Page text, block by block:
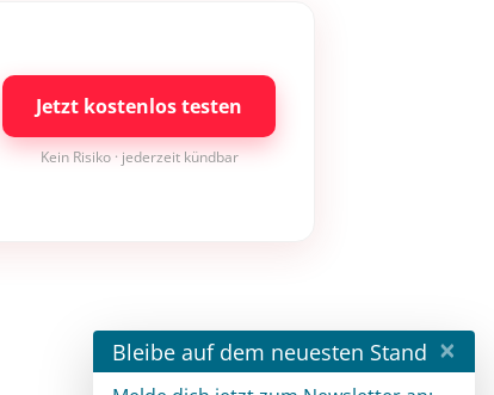
Jetzt kostenlos testen
Kein Risiko · jederzeit kündbar
Bleibe auf dem neuesten Stand ×